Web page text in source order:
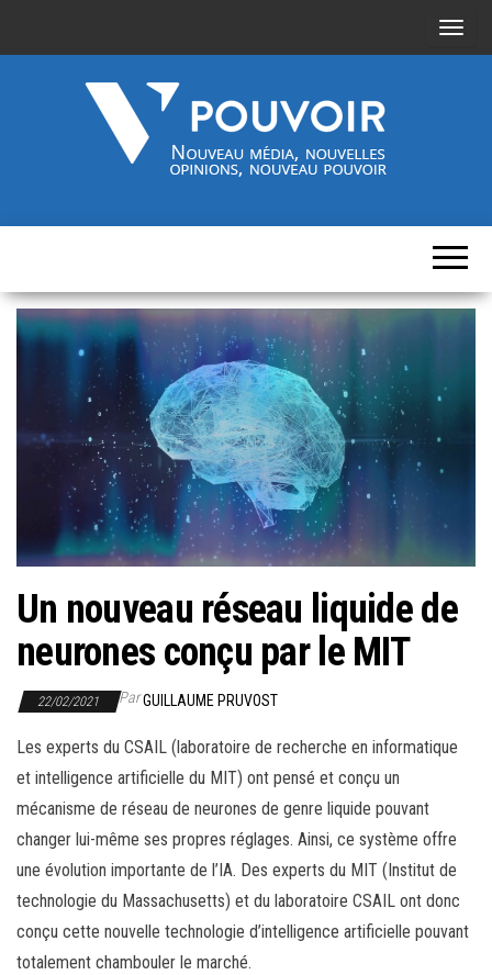
A
r
m
a
a
a
o
n
média,
nouveau
pouvoir
Un nouveau réseau liquide de
neurones conçu par le MIT
22/02/2021 ParGUILLAUME PRUVOST
Les experts du CSAIL (laboratoire de recherche en informatique
et intelligence artificielle du MIT) ont pensé et conçu un
mécanisme de réseau de neurones de genre liquide pouvant
changer lui-même ses propres réglages. Ainsi, ce système offre
une évolution importante de l’IA. Des experts du MIT (Institut de
technologie du Massachusetts) et du laboratoire CSAIL ont donc
conçu cette nouvelle technologie d’intelligence artificielle pouvant
totalement chambouler le marché.